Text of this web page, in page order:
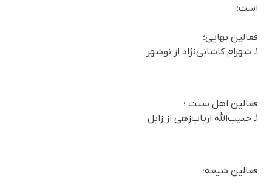
است؛
فعالین بهایی؛
۱ـ شهرام کاشانی‌نژاد از نوشهر
فعالین اهل سنت ؛
۱ـ حبیب‌الله ارباب‌زهی از زابل
فعالین شیعه؛